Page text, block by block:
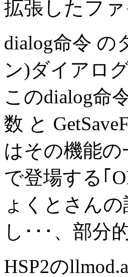
拡張したフ
dialog命令 の
ン)ダイアロ
このdialog命
数 と
はその機能
で登場する｢
ょくとさん
し･･･、部分
HSP2の